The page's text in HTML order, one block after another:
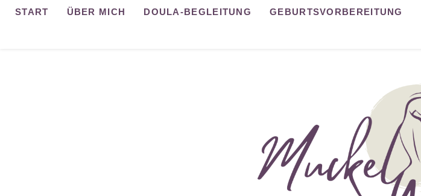
START ÜBER MICH DOULA-BEGLEITUNG GEBURTSVORBEREITUNG